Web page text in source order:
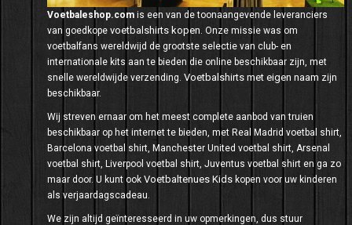
Voetbaleshop.com is een van de toonaangevende leveranciers
van goedkope voetbalshirts kopen. Onze missie was om
voetbalfans wereldwijd de grootste selectie van club- en
internationale kits aan te bieden die online beschikbaar zijn, met
snelle wereldwijde verzending. Voetbalshirts met eigen naam zijn
beschikbaar.
Wij streven ernaar om het meest complete aanbod van truien
beschikbaar op het internet te bieden, met Real Madrid voetbal shirt,
Barcelona voetbal shirt, Manchester United voetbal shirt, Arsenal
voetbal shirt, Liverpool voetbal shirt, Juventus voetbal shirt en ga zo
maar door. U kunt ook Voetbaltenues Kids kopen voor uw kinderen
als verjaardagscadeau.
We zijn altijd geïnteresseerd in uw opmerkingen, dus stuur